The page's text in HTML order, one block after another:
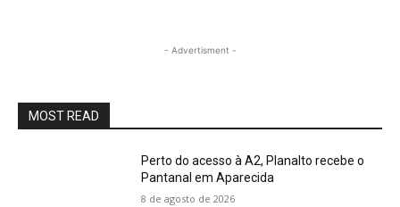
- Advertisment -
MOST READ
Perto do acesso à A2, Planalto recebe o
Pantanal em Aparecida
8 de agosto de 2026